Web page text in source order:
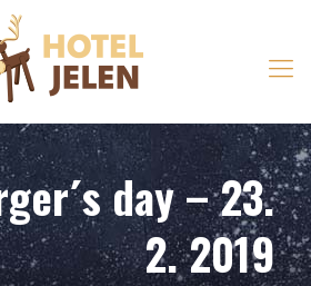
day – 23.
2. 2019